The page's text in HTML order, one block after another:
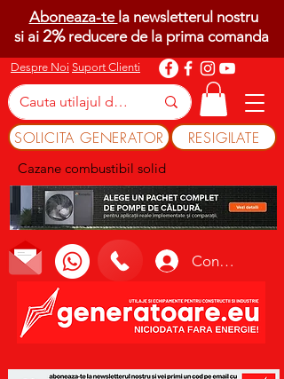
Despre Noi Suport Clienti
SOLICITA GENERATOR RESIGILATE
Cazane combustibil solid
Conectează-te
Aboneaza-te la newsletterul nostru
si ai 2%reducere de la prima comanda